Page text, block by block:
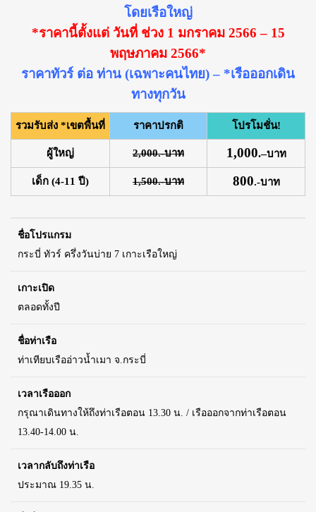
โดยเรือใหญ่
*ราคานี้ตั้งแต่ วันที่ ช่วง 1 มกราคม 2566 – 15
พฤษภาคม 2566*
ราคาทัวร์ ต่อ ท่าน (เฉพาะคนไทย) – *เรือออกเดิน
ทางทุกวัน
รวมรับส่ง *เขตพื้นที่ ราคาปรกติ โปรโมชั่น!
ผู้ใหญ่ 2,000.-บาท 1,000.–บาท
เด็ก (4-11 ปี) 1,500.-บาท 800.-บาท
ชื่อโปรแกรม
กระบี่ ทัวร์ ครึ่งวันบ่าย 7 เกาะเรือใหญ่
เกาะเปิด
ตลอดทั้งปี
ชื่อท่าเรือ
ท่าเทียบเรืออ่าวน้ำเมา จ.กระบี่
เวลาเรือออก
กรุณาเดินทางให้ถึงท่าเรือตอน 13.30 น. / เรือออกจากท่าเรือตอน
13.40-14.00 น.
เวลากลับถึงท่าเรือ
ประมาณ 19.35 น.